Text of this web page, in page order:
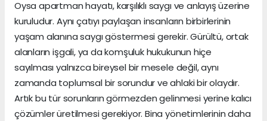
Oysa apartman hayatı, karşılıklı saygı ve anlayış üzerine
kuruludur. Aynı çatıyı paylaşan insanların birbirlerinin
yaşam alanına saygı göstermesi gerekir. Gürültü, ortak
alanların işgali, ya da komşuluk hukukunun hiçe
sayılması yalnızca bireysel bir mesele değil, aynı
zamanda toplumsal bir sorundur ve ahlaki bir olaydır.
Artık bu tür sorunların görmezden gelinmesi yerine kalıcı
çözümler üretilmesi gerekiyor. Bina yönetimlerinin daha